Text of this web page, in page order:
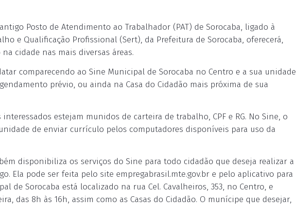
Posto de Atendimento ao Trabalhador (PAT) de Sorocaba, ligado à
e Qualificação Profissional (Sert), da Prefeitura de Sorocaba, oferecerá,
cidade nas mais diversas áreas.
comparecendo ao Sine Municipal de Sorocaba no Centro e a sua unidade
prévio, ou ainda na Casa do Cidadão mais próxima de sua
estejam munidos de carteira de trabalho, CPF e RG. No Sine, o
de enviar currículo pelos computadores disponíveis para uso da
disponibiliza os serviços do Sine para todo cidadão que deseja realizar a
Ela pode ser feita pelo site empregabrasil.mte.gov.br e pelo aplicativo para
de Sorocaba está localizado na rua Cel. Cavalheiros, 353, no Centro, e
das 8h às 16h, assim como as Casas do Cidadão. O munícipe que desejar,